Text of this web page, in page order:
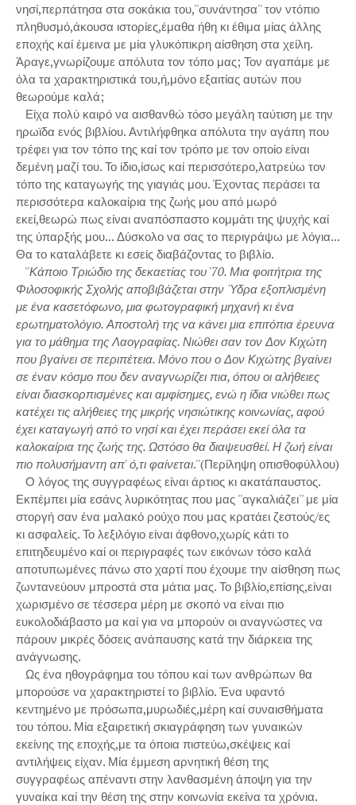
νησί,περπάτησα στα σοκάκια του,''συνάντησα'' τον ντόπιο
πληθυσμό,άκουσα ιστορίες,έμαθα ήθη κι έθιμα μίας άλλης
εποχής καί έμεινα με μία γλυκόπικρη αίσθηση στα χείλη.
Άραγε,γνωρίζουμε απόλυτα τον τόπο μας; Τον αγαπάμε με
όλα τα χαρακτηριστικά του,ή,μόνο εξαιτίας αυτών που
θεωρούμε καλά;
Είχα πολύ καιρό να αισθανθώ τόσο μεγάλη ταύτιση με την
ηρωϊδα ενός βιβλίου. Αντιλήφθηκα απόλυτα την αγάπη που
τρέφει για τον τόπο της καί τον τρόπο με τον οποίο είναι
δεμένη μαζί του. Το ίδιο,ίσως καί περισσότερο,λατρεύω τον
τόπο της καταγωγής της γιαγιάς μου. Έχοντας περάσει τα
περισσότερα καλοκαίρια της ζωής μου από μωρό
εκεί,θεωρώ πως είναι αναπόσπαστο κομμάτι της ψυχής καί
της ύπαρξής μου... Δύσκολο να σας το περιγράψω με λόγια...
Θα το καταλάβετε κι εσείς διαβάζοντας το βιβλίο.
''Κάποιο Τριώδιο της δεκαετίας του '70. Μια φοιτήτρια της
Φιλοσοφικής Σχολής αποβιβάζεται στην Ύδρα εξοπλισμένη
με ένα κασετόφωνο, μια φωτογραφική μηχανή κι ένα
ερωτηματολόγιο. Αποστολή της να κάνει μια επιτόπια έρευνα
για το μάθημα της Λαογραφίας. Νιώθει σαν τον Δον Κιχώτη
που βγαίνει σε περιπέτεια. Μόνο που ο Δον Κιχώτης βγαίνει
σε έναν κόσμο που δεν αναγνωρίζει πια, όπου οι αλήθειες
είναι διασκορπισμένες και αμφίσημες, ενώ η ίδια νιώθει πως
κατέχει τις αλήθειες της μικρής νησιώτικης κοινωνίας, αφού
έχει καταγωγή από το νησί και έχει περάσει εκεί όλα τα
καλοκαίρια της ζωής της. Ωστόσο θα διαψευσθεί. Η ζωή είναι
πιο πολυσήμαντη απ' ό,τι φαίνεται.''(Περίληψη οπισθοφύλλου)
Ο λόγος της συγγραφέως είναι άρτιος κι ακατάπαυστος.
Εκπέμπει μία εσάνς λυρικότητας που μας ''αγκαλιάζει'' με μία
στοργή σαν ένα μαλακό ρούχο που μας κρατάει ζεστούς/ες
κι ασφαλείς. Το λεξιλόγιο είναι άφθονο,χωρίς κάτι το
επιτηδευμένο καί οι περιγραφές των εικόνων τόσο καλά
αποτυπωμένες πάνω στο χαρτί που έχουμε την αίσθηση πως
ζωντανεύουν μπροστά στα μάτια μας. Το βιβλίο,επίσης,είναι
χωρισμένο σε τέσσερα μέρη με σκοπό να είναι πιο
ευκολοδιάβαστο μα καί για να μπορούν οι αναγνώστες να
πάρουν μικρές δόσεις ανάπαυσης κατά την διάρκεια της
ανάγνωσης.
Ως ένα ηθογράφημα του τόπου καί των ανθρώπων θα
μπορούσε να χαρακτηριστεί το βιβλίο. Ένα υφαντό
κεντημένο με πρόσωπα,μυρωδιές,μέρη καί συναισθήματα
του τόπου. Μία εξαιρετική σκιαγράφηση των γυναικών
εκείνης της εποχής,με τα όποια πιστεύω,σκέψεις καί
αντιλήψεις είχαν. Μία έμμεση αρνητική θέση της
συγγραφέως απέναντι στην λανθασμένη άποψη για την
γυναίκα καί την θέση της στην κοινωνία εκείνα τα χρόνια.